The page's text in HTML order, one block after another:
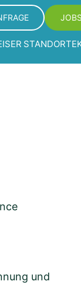
JOBS
STANDORTE
und